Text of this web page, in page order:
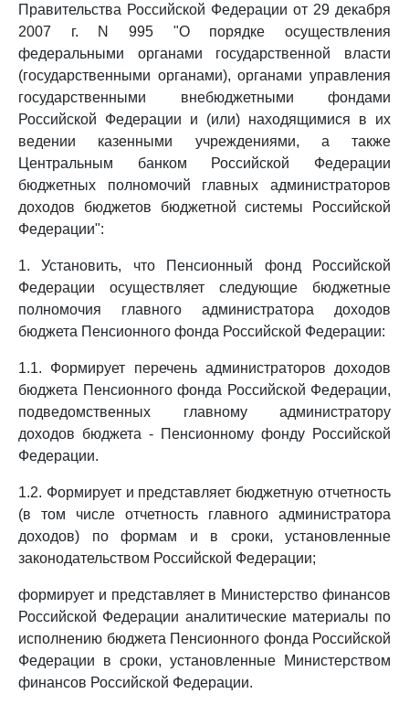
Правительства Российской Федерации от 29 декабря
2007 г. N 995 "О порядке осуществления
федеральными органами государственной власти
(государственными органами), органами управления
государственными внебюджетными фондами
Российской Федерации и (или) находящимися в их
ведении казенными учреждениями, а также
Центральным банком Российской Федерации
бюджетных полномочий главных администраторов
доходов бюджетов бюджетной системы Российской
Федерации":
1. Установить, что Пенсионный фонд Российской
Федерации осуществляет следующие бюджетные
полномочия главного администратора доходов
бюджета Пенсионного фонда Российской Федерации:
1.1. Формирует перечень администраторов доходов
бюджета Пенсионного фонда Российской Федерации,
подведомственных главному администратору
доходов бюджета - Пенсионному фонду Российской
Федерации.
1.2. Формирует и представляет бюджетную отчетность
(в том числе отчетность главного администратора
доходов) по формам и в сроки, установленные
законодательством Российской Федерации;
формирует и представляет в Министерство финансов
Российской Федерации аналитические материалы по
исполнению бюджета Пенсионного фонда Российской
Федерации в сроки, установленные Министерством
финансов Российской Федерации.